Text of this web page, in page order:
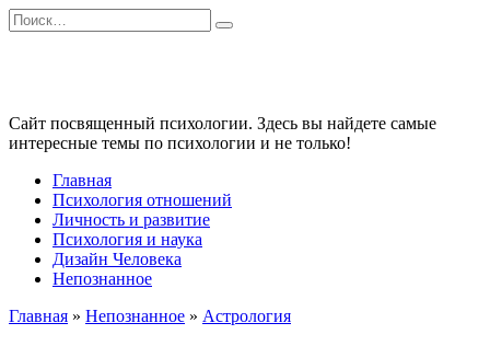
Перейти
к
Search
for:
Сайт посвященный психологии. Здесь вы найдете самые
интересные темы по психологии и не только!
Главная
Психология отношений
Личность и развитие
Психология и наука
Дизайн Человека
Непознанное
Главная » Непознанное » Астрология